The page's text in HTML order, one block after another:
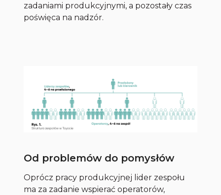
zadaniami produkcyjnymi, a pozostały czas
poświęca na nadzór.
Od problemów do pomysłów
Oprócz pracy produkcyjnej lider zespołu
ma za zadanie wspierać operatorów,